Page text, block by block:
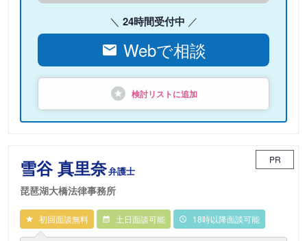
24時間受付中
Webで相談
検討リストに追加
雪谷 真里奈弁護士
琵琶湖大橋法律事務所
PR
初回面談無料 土日面談可能 18時以降面談可能